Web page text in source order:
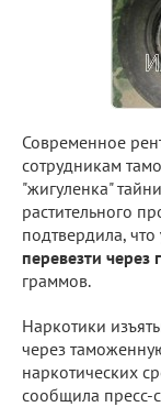
Современное
сотрудникам
"жигуленка"
растительного
подтвердила, что
перевезти через
граммов.
Наркотики
через
наркотических
сообщила пресс-